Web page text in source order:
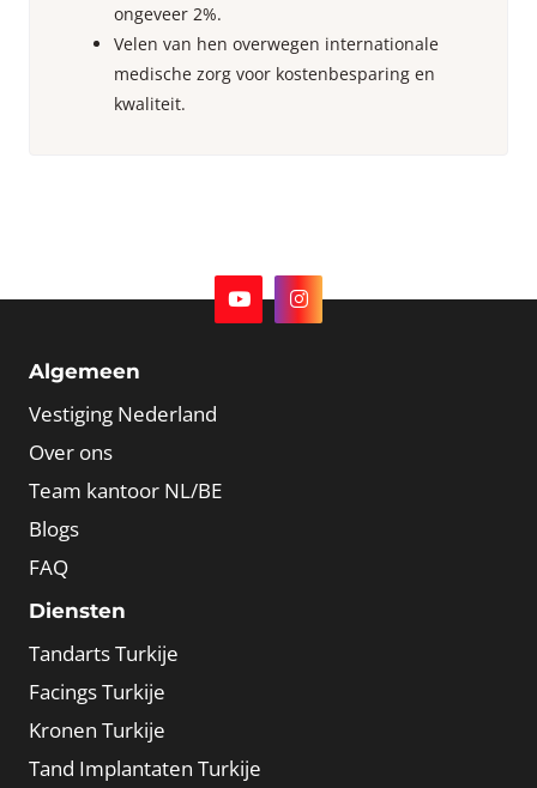
ongeveer 2%.
Velen van hen overwegen internationale
medische zorg voor kostenbesparing en
kwaliteit.
Algemeen
Vestiging Nederland
Over ons
Team kantoor NL/BE
Blogs
FAQ
Diensten
Tandarts Turkije
Facings Turkije
Kronen Turkije
Tand Implantaten Turkije